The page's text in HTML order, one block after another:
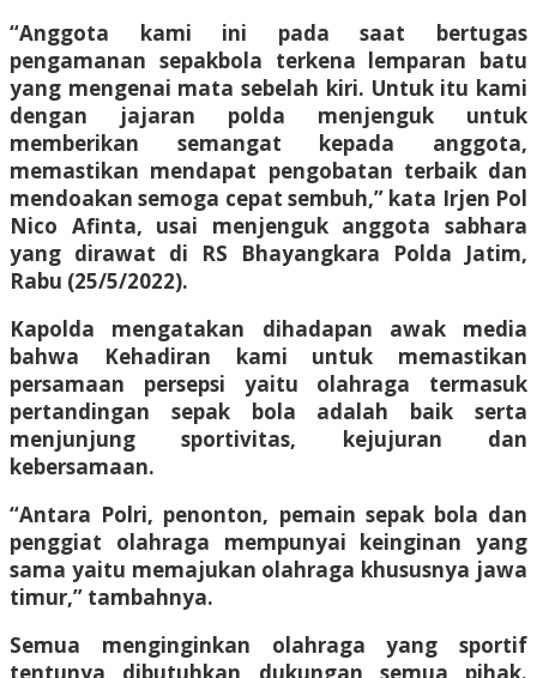
“Anggota kami ini pada saat bertugas
pengamanan sepakbola terkena lemparan batu
yang mengenai mata sebelah kiri. Untuk itu kami
dengan jajaran polda menjenguk untuk
memberikan semangat kepada anggota,
memastikan mendapat pengobatan terbaik dan
mendoakan semoga cepat sembuh,” kata Irjen Pol
Nico Afinta, usai menjenguk anggota sabhara
yang dirawat di RS Bhayangkara Polda Jatim,
Rabu (25/5/2022).
Kapolda mengatakan dihadapan awak media
bahwa Kehadiran kami untuk memastikan
persamaan persepsi yaitu olahraga termasuk
pertandingan sepak bola adalah baik serta
menjunjung sportivitas, kejujuran dan
kebersamaan.
“Antara Polri, penonton, pemain sepak bola dan
penggiat olahraga mempunyai keinginan yang
sama yaitu memajukan olahraga khususnya jawa
timur,” tambahnya.
Semua menginginkan olahraga yang sportif
tentunya dibutuhkan dukungan semua pihak.